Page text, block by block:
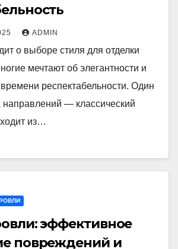
ADMIN
о выборе стиля для отделки
мечтают об элегантности и
респектабельности. Один
направлений — классический
из…
эффективное
повреждений и